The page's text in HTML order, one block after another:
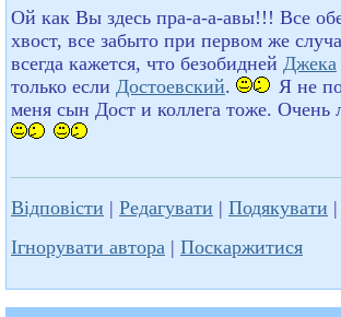
Ой как Вы здесь пра-а-а-авы!!! Все
хвост, все забыто при первом же
всегда кажется, что безобидней Джека
только если Достоевский.
Я не
меня сын Дост и коллега тоже.
Відповісти | Редагувати | Подякувати |
Ігнорувати автора | Поскаржитися